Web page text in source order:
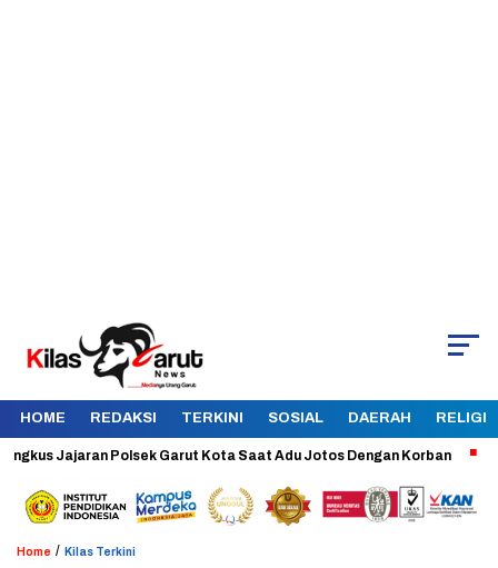
HOME REDAKSI TERKINI SOSIAL DAERAH RELIGI
Polsek Garut Kota Saat Adu Jotos Dengan Korban Aman
Home / Kilas Terkini